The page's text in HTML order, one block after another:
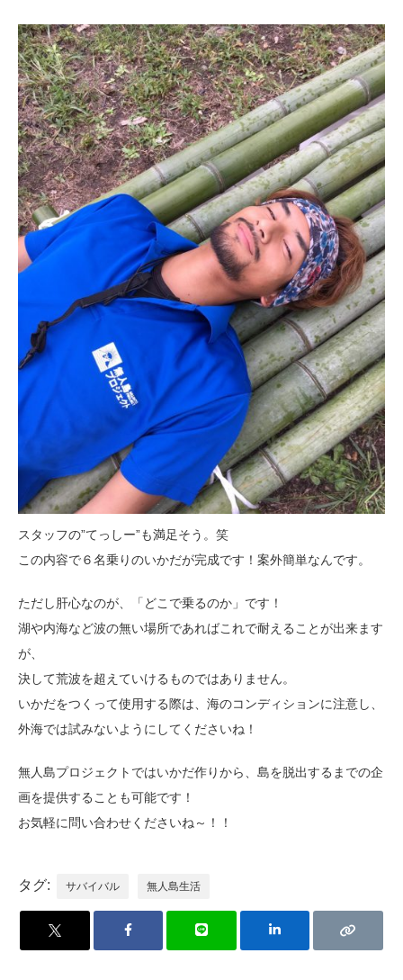
スタッフの”てっしー”も満足そう。笑
この内容で６名乗りのいかだが完成です！案外簡単なんです。
ただし肝心なのが、「どこで乗るのか」です！
湖や内海など波の無い場所であればこれで耐えることが出来ます
が、
決して荒波を超えていけるものではありません。
いかだをつくって使用する際は、海のコンディションに注意し、
外海では試みないようにしてくださいね！
無人島プロジェクトではいかだ作りから、島を脱出するまでの企
画を提供することも可能です！
お気軽に問い合わせくださいね～！！
タグ: サバイバル 無人島生活